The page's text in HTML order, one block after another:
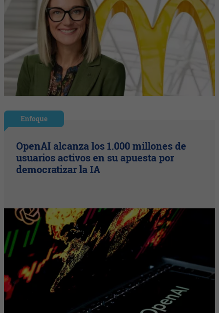
Enfoque
OpenAI alcanza los 1.000 millones de
usuarios activos en su apuesta por
democratizar la IA